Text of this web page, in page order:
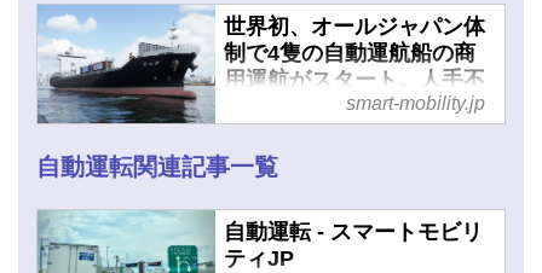
世界初、オールジャパン体
制で4隻の自動運航船の商
用運航がスタート。人手不
足の解消と事故の減少に期
ティJP
smart-mobility.jp
自動運転関連記事一覧
自動運転 - スマートモビリ
ティJP